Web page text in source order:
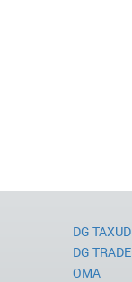
DG TAXUD
DG TRADE
OMA